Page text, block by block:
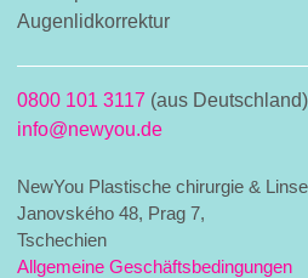
Augenlidkorrektur
0800 101 3117 (aus Deutschland)
info@newyou.de
NewYou Plastische chirurgie &
Janovského 48, Prag 7,
Tschechien
Allgemeine Geschäftsbedingungen